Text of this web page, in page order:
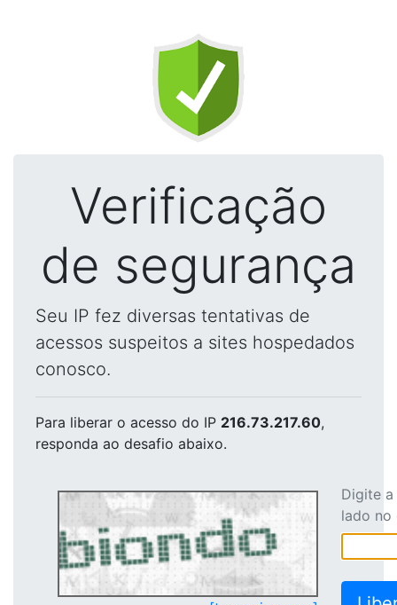
Verificação
de segurança
Seu IP fez diversas tentativas de
acessos suspeitos a sites hospedados
conosco.
Para liberar o acesso do IP 216.73.217.60,
responda ao desafio abaixo.
Digite
lado no